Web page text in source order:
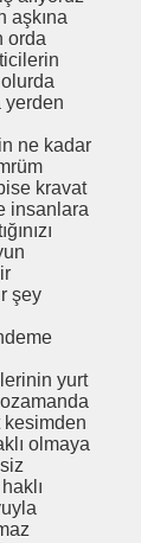
aşkına
orda
yerden
ne kadar
kravat
insanlara
şey
yurt
olmaya